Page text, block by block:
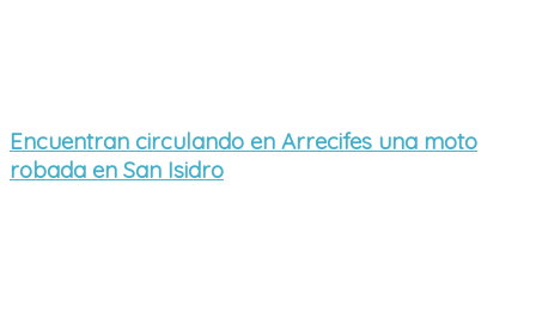
Encuentran circulando en Arrecifes una moto
robada en San Isidro